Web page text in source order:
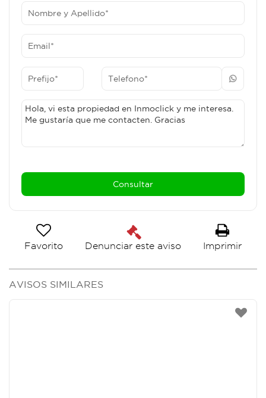
Favorito Denunciar este aviso Imprimir
AVISOS SIMILARES